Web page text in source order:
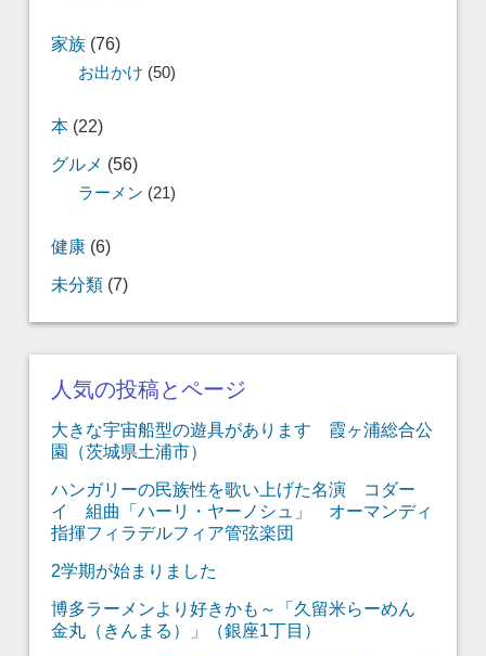
家族(76)
お出かけ (50)
本(22)
グルメ (56)
ラーメン (21)
健康(6)
未分類(7)
人気の投稿とページ
大きな宇宙船型の遊具があります 霞ヶ浦総合公
園（茨城県土浦市）
ハンガリーの民族性を歌い上げた名演 コダー
イ 組曲「ハーリ・ヤーノシュ」 オーマンディ
指揮フィラデルフィア管弦楽団
2学期が始まりました
博多ラーメンより好きかも～「久留米らーめん
金丸（きんまる）」（銀座1丁目）